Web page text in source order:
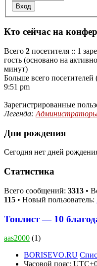
Кто сейчас на
Всего 2 посетителя :: 1
гость (основано на
минут)
Больше всего посетителей
9:51 pm
Зарегистрированные
Легенда:
Дни рождения
Сегодня нет дней
Статистика
Всего сообщений: 3313 •
115 • Новый пользователь:
Топлист — 10
aas2000 (1)
BORISEVO.RU
Часовой пояс: